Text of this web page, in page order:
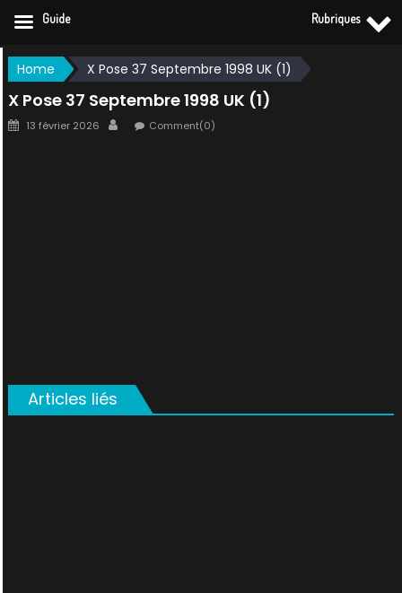
Skip
to
content
Home X Pose 37 Septembre 1998 UK (1)
X Pose 37 Septembre 1998 UK (1)
Posted
13 février 2026 AuthorComment(0)
Articles liés
Guide Rubriques